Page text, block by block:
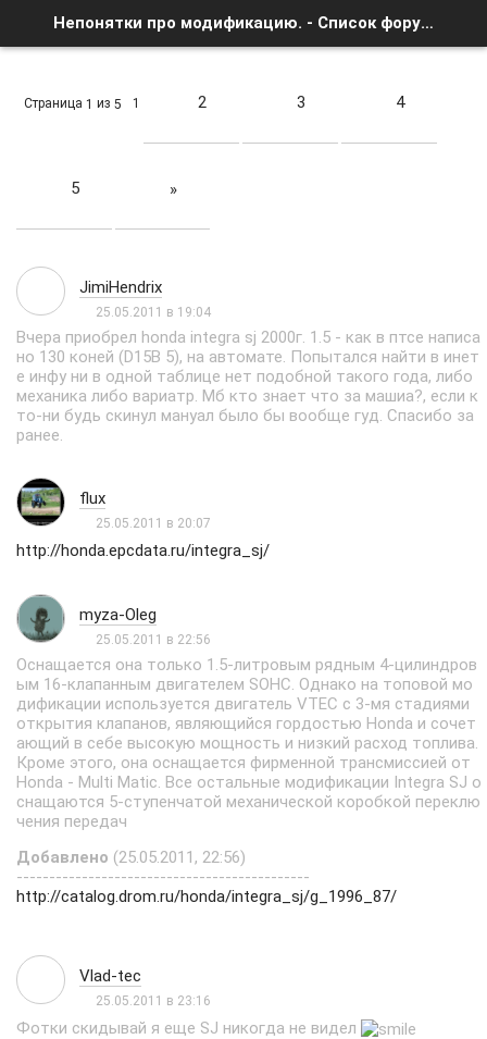
Непонятки про модификацию. - Список форумов
Страница 1 из 5 1 2 3 4
5 »
JimiHendrix
25.05.2011 в 19:04
Вчера приобрел honda integra sj 2000г. 1.5 - как в птсе написа
но 130 коней (D15B 5), на автомате. Попытался найти в инет
е инфу ни в одной таблице нет подобной такого года, либо
механика либо вариатр. Мб кто знает что за машиа?, если к
то-ни будь скинул мануал было бы вообще гуд. Спасибо за
ранее.
flux
25.05.2011 в 20:07
http://honda.epcdata.ru/integra_sj/
myza-Oleg
25.05.2011 в 22:56
Оснащается она только 1.5-литровым рядным 4-цилиндров
ым 16-клапанным двигателем SOHC. Однако на топовой мо
дификации используется двигатель VTEC с 3-мя стадиями
открытия клапанов, являющийся гордостью Honda и сочет
ающий в себе высокую мощность и низкий расход топлива.
Кроме этого, она оснащается фирменной трансмиссией от
Honda - Multi Matic. Все остальные модификации Integra SJ о
снащаются 5-ступенчатой механической коробкой переклю
чения передач
Добавлено (25.05.2011, 22:56)
---------------------------------------------
http://catalog.drom.ru/honda/integra_sj/g_1996_87/
Vlad-tec
25.05.2011 в 23:16
Фотки скидывай я еще SJ никогда не видел